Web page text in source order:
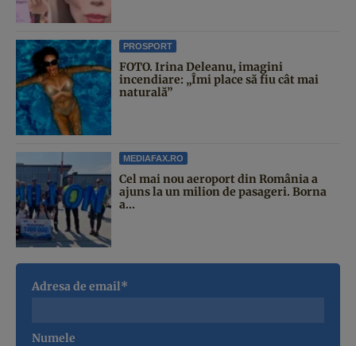
PROSPORT
FOTO. Irina Deleanu, imagini
incendiare: „Îmi place să fiu cât mai
naturală”
MEDIAFAX.RO
Cel mai nou aeroport din România a
ajuns la un milion de pasageri. Borna
a...
Adresa de email*
Numele